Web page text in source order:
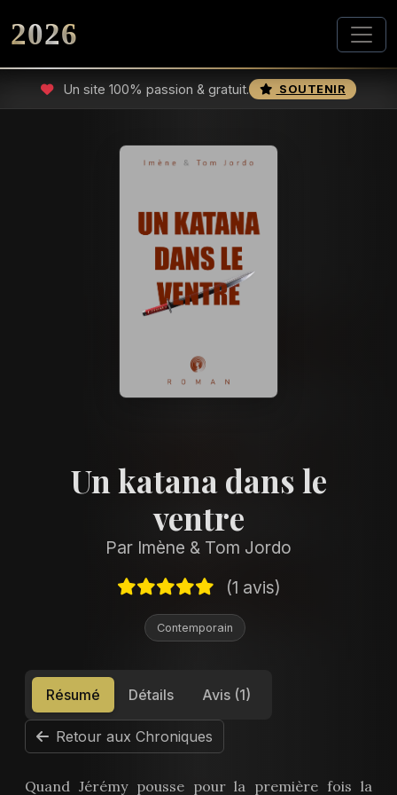
2026
Un site 100% passion & gratuit. SOUTENIR
Un katana dans le
ventre
Par Imène & Tom Jordo
(1 avis)
Contemporain
Résumé Détails Avis (1)
Retour aux Chroniques
Quand Jérémy pousse pour la première fois la